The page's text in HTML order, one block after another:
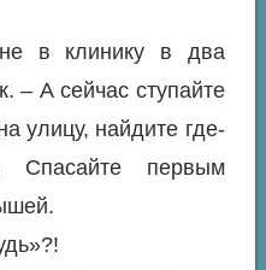
в клинику в два
– А сейчас ступайте
улицу, найдите где-
Спасайте первым